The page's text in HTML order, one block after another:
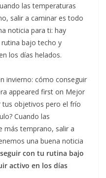
las temperaturas
salir a caminar es todo
noticia para ti: hay
bajo techo y
los días helados.
invierno: cómo conseguir
appeared first on Mejor
tus objetivos pero el frío
Cuando las
más temprano, salir a
una buena noticia
con tu rutina bajo
activo en los días